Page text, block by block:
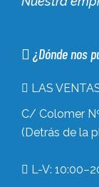
¿Dónde nos
LAS
C/ Colomer
(Detrás de la
L-V: